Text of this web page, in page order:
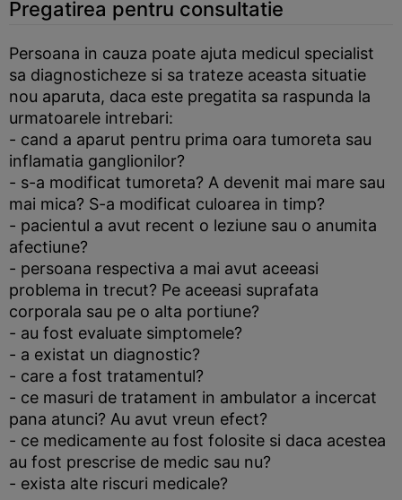
Pregatirea pentru consultatie
Persoana in cauza poate ajuta medicul specialist
sa diagnosticheze si sa trateze aceasta situatie
nou aparuta, daca este pregatita sa raspunda la
urmatoarele intrebari:
- cand a aparut pentru prima oara tumoreta sau
inflamatia ganglionilor?
- s-a modificat tumoreta? A devenit mai mare sau
mai mica? S-a modificat culoarea in timp?
- pacientul a avut recent o leziune sau o anumita
afectiune?
- persoana respectiva a mai avut aceeasi
problema in trecut? Pe aceeasi suprafata
corporala sau pe o alta portiune?
- au fost evaluate simptomele?
- a existat un diagnostic?
- care a fost tratamentul?
- ce masuri de tratament in ambulator a incercat
pana atunci? Au avut vreun efect?
- ce medicamente au fost folosite si daca acestea
au fost prescrise de medic sau nu?
- exista alte riscuri medicale?